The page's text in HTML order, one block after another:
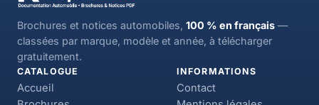
Brochures et notices automobiles, 100 % en français —
classées par marque, modèle et année, à télécharger
gratuitement.
CATALOGUE
Accueil
INFORMATIONS
Contact